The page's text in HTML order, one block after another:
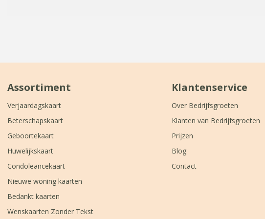
Assortiment
Verjaardagskaart
Beterschapskaart
Geboortekaart
Huwelijkskaart
Condoleancekaart
Nieuwe woning kaarten
Bedankt kaarten
Wenskaarten Zonder Tekst
Klantenservice
Over Bedrijfsgroeten
Klanten van Bedrijfsgroeten
Prijzen
Blog
Contact